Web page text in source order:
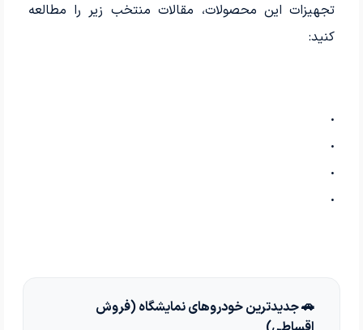
تجهیزات این محصولات، مقالات منتخب زیر را مطالعه
کنید:
.
.
.
.
🚗 جدیدترین خودروهای نمایشگاه (فروش